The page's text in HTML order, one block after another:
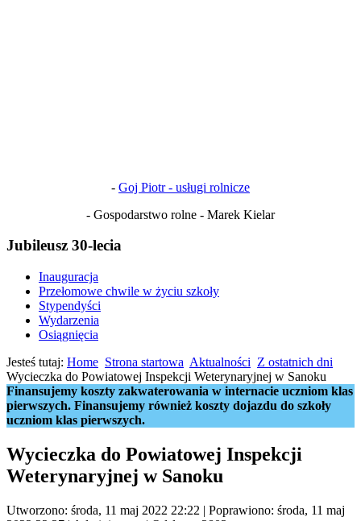
- Goj Piotr - usługi rolnicze
- Gospodarstwo rolne - Marek Kielar
Jubileusz 30-lecia
Inauguracja
Przełomowe chwile w życiu szkoły
Stypendyści
Wydarzenia
Osiągnięcia
Jesteś tutaj: Home Strona startowa Aktualności Z ostatnich dni
Wycieczka do Powiatowej Inspekcji Weterynaryjnej w Sanoku
Finansujemy koszty zakwaterowania w internacie uczniom klas
pierwszych. Finansujemy również koszty dojazdu do szkoły
uczniom klas pierwszych.
Wycieczka do Powiatowej Inspekcji
Weterynaryjnej w Sanoku
Utworzono: środa, 11 maj 2022 22:22 | Poprawiono: środa, 11 maj